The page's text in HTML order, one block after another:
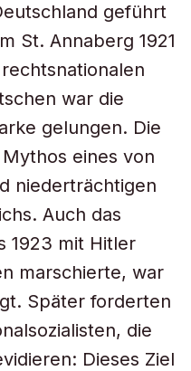
geführt
St. Annaberg 1921
war die
gelungen. Die
eines von
niederträchtigen
Auch das
1923 mit Hitler
marschierte, war
Später forderten
die
Dieses Ziel